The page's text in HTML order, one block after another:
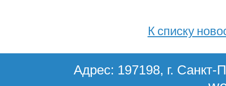
К списку
Адрес: 197198, г. Санкт-